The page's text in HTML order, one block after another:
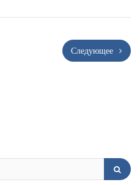
Следующее